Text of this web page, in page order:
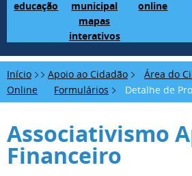
educação
municipal
mapas
interativos
online
Início Apoio ao Cidadão Área do
Online
Formulários Detalhe de
Associativismo
Financeiro